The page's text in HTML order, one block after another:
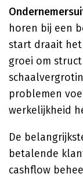
horen bij een
start draait
groei om
problemen
werkelijkheid
De
betalende
cashflow